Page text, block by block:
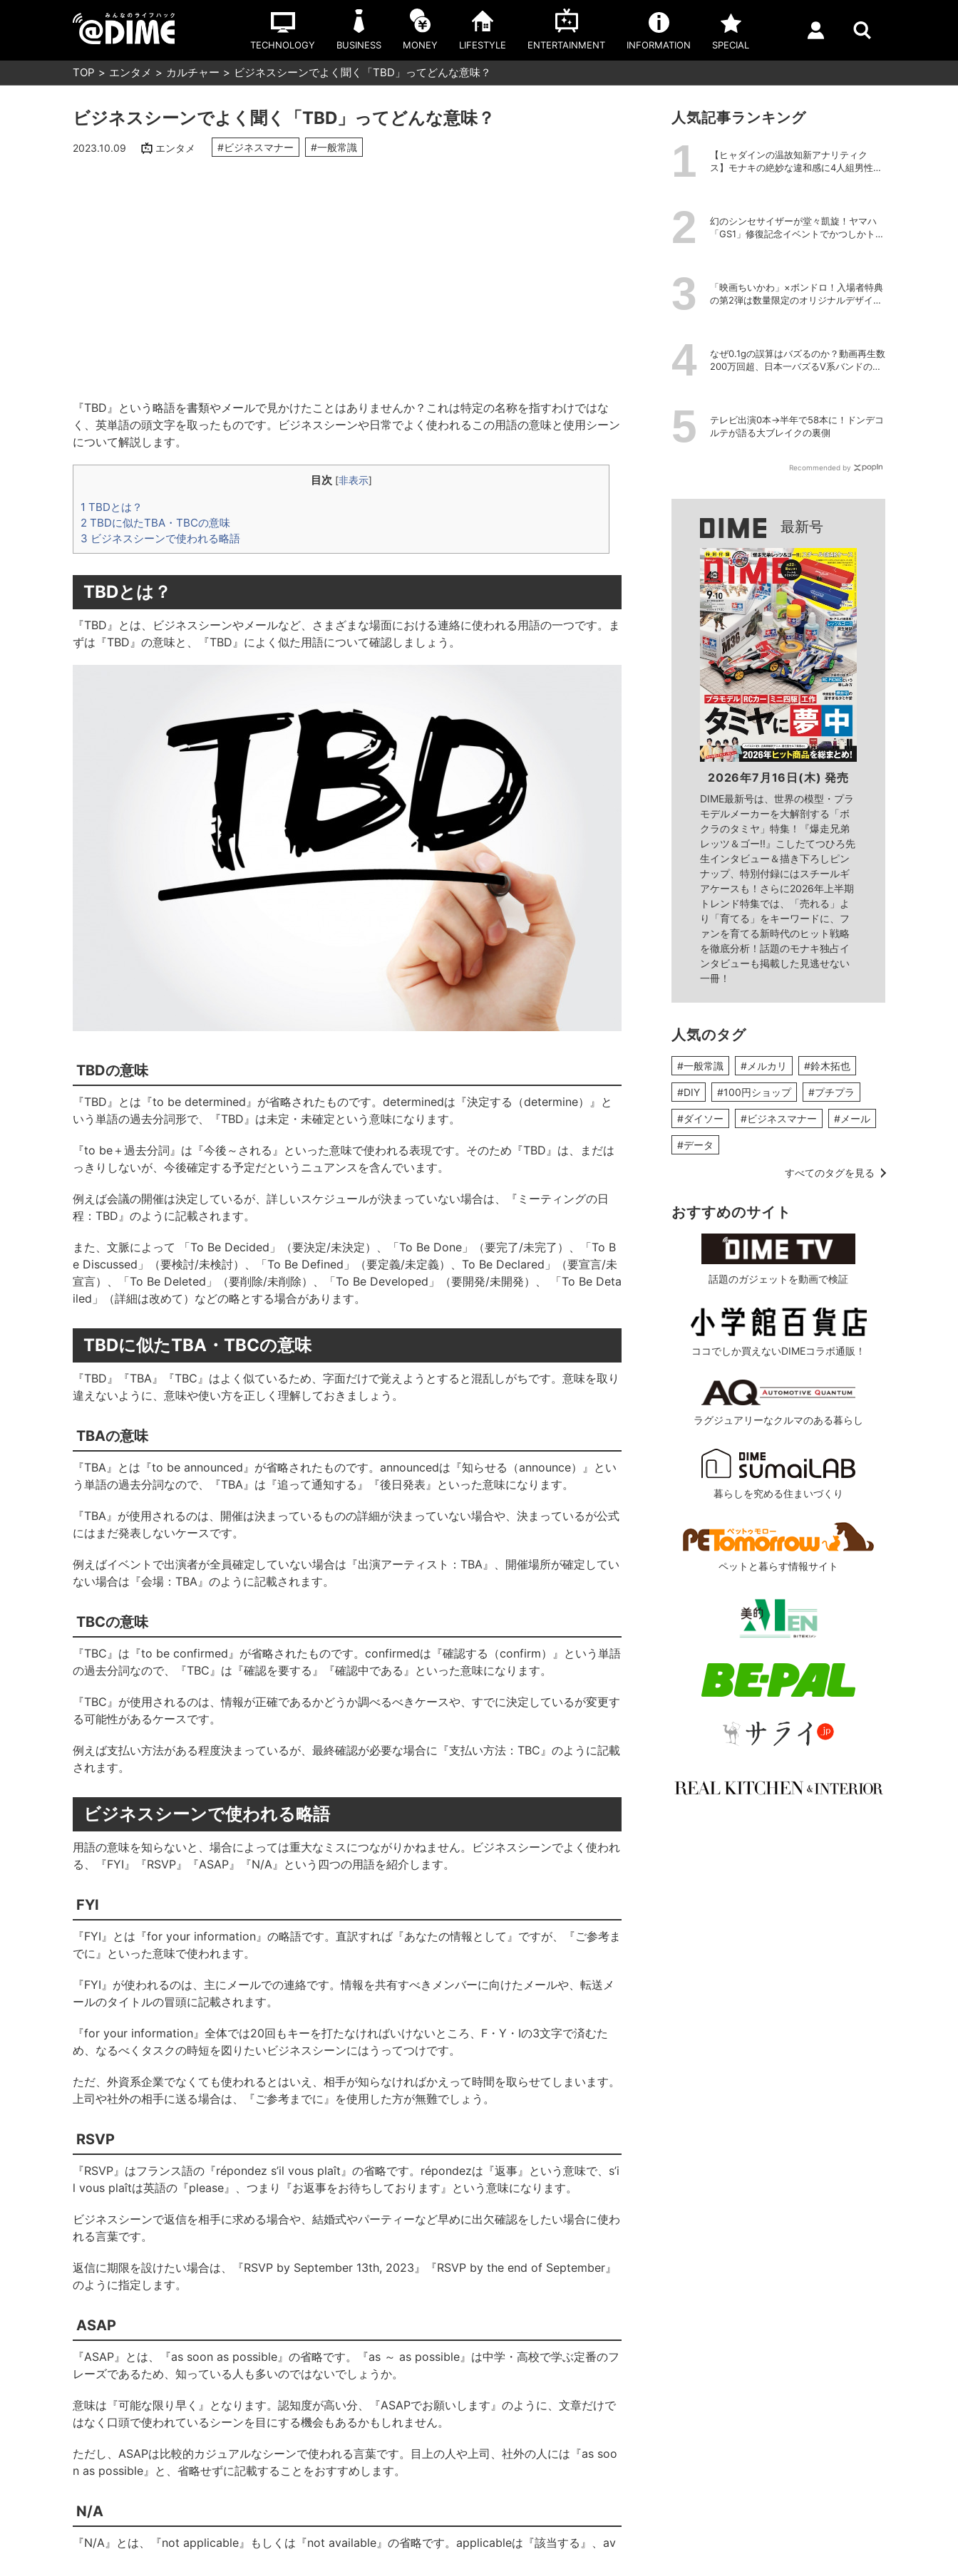
TECHNOLOGY BUSINESS MONEY LIFESTYLE ENTERTAINMENT INFORMATION SPECIAL
TOP エンタメ カルチャー ビジネスシーンでよく聞く「TBD」ってどんな意味？
ビジネスシーンでよく聞く「TBD」ってどんな意味？
2023.10.09 エンタメ #ビジネスマナー #一般常識
『TBD』という略語を書類やメールで見かけたことはありませんか？これは特定の名称を指すわけではな
く、英単語の頭文字を取ったものです。ビジネスシーンや日常でよく使われるこの用語の意味と使用シーン
について解説します。
目次 [非表示]
1 TBDとは？
2 TBDに似たTBA・TBCの意味
3 ビジネスシーンで使われる略語
TBDとは？
『TBD』とは、ビジネスシーンやメールなど、さまざまな場面における連絡に使われる用語の一つです。ま
ずは『TBD』の意味と、『TBD』によく似た用語について確認しましょう。
TBDの意味
『TBD』とは『to be determined』が省略されたものです。determinedは『決定する（determine）』と
いう単語の過去分詞形で、『TBD』は未定・未確定という意味になります。
『to be＋過去分詞』は『今後～される』といった意味で使われる表現です。そのため『TBD』は、
まだは
っきりしないが、今後確定する予定だというニュアンスを含んでいます。
例えば会議の開催は決定しているが、詳しいスケジュールが決まっていない場合は、『 ミーティングの日
程：TBD』のように記載されます。
また、文脈によって 「To Be Decided」（要決定/未決定）、「To Be Done」（要完了/未完了）、「To B
e Discussed」（要検討/未検討）、「To Be Defined」（要定義/未定義）、To Be Declared」（要宣言/未
宣言）、「To Be Deleted」（要削除/未削除）、「To Be Developed」（要開発/未開発）、 「To Be Deta
iled」（詳細は改めて）などの略とする場合があります。
TBDに似たTBA・TBCの意味
『TBD』『TBA』『TBC』はよく似ているため、字面だけで覚えようとすると混乱しがちです。意味を取り
違えないように、意味や使い方を正しく理解しておきましょう。
TBAの意味
『TBA』とは『to be announced』が省略されたものです。announcedは『知らせる（announce）』とい
う単語の過去分詞なので、『TBA』は『追って通知する』『後日発表』といった意味になります。
『TBA』が使用されるのは、開催は決まっているものの詳細が決まっていない場合や、決まっているが公式
にはまだ発表しないケースです。
例えばイベントで出演者が全員確定していない場合は『出演アーティスト ：TBA』、開催場所が確定してい
ない場合は『会場：TBA』のように記載されます。
TBCの意味
『TBC』は『to be confirmed』が省略されたものです。confirmedは『確認する（confirm）』という単語
の過去分詞なので、『TBC』は『確認を要する』『確認中である』といった意味になります。
『TBC』が使用されるのは、情報が正確であるかどうか調べるべきケースや、すでに決定しているが変更す
る可能性があるケースです。
例えば支払い方法がある程度決まっているが、最終確認が必要な場合に『支払い方法：TBC』のように記載
されます。
ビジネスシーンで使われる略語
用語の意味を知らないと、場合によっては重大なミスにつながりかねません。ビジネスシーンでよく使われ
る、『FYI』『RSVP』『ASAP』『N/A』という四つの用語を紹介します。
FYI
『FYI』とは『for your information』の略語です。直訳すれば『あなたの情報として』ですが、『ご参考ま
でに』といった意味で使われます。
『FYI』が使われるのは、主にメールでの連絡です。情報を共有すべきメンバーに向けたメールや、転送メ
ールのタイトルの冒頭に記載されます。
『for your information』全体では20回もキーを打たなければいけないところ、F・Y・Iの3文字で済むた
め、なるべくタスクの時短を図りたいビジネスシーンにはうってつけです。
ただ、外資系企業でなくても使われるとはいえ、相手が知らなければかえって時間を取らせてしまいます。
上司や社外の相手に送る場合は、『ご参考までに』を使用した方が無難でしょう。
RSVP
『RSVP』はフランス語の『répondez s’il vous plaît』の省略です。répondezは『返事』という意味で、s’i
l vous plaîtは英語の『please』、つまり『お返事をお待ちしております』という意味になります。
ビジネスシーンで返信を相手に求める場合や、結婚式やパーティーなど早めに出欠確認をしたい場合に使わ
れる言葉です。
返信に期限を設けたい場合は、『RSVP by September 13th, 2023』『RSVP by the end of September』
のように指定します。
ASAP
『ASAP』とは、『as soon as possible』の省略です。『as ～ as possible』は中学・高校で学ぶ定番のフ
レーズであるため、知っている人も多いのではないでしょうか。
意味は『可能な限り早く』となります。認知度が高い分、『ASAPでお願いします』のように、文章だけで
はなく口頭で使われているシーンを目にする機会もあるかもしれません。
ただし、ASAPは比較的カジュアルなシーンで使われる言葉です。目上の人や上司、社外の人には『as soo
n as possible』と、省略せずに記載することをおすすめします。
N/A
『N/A』とは、『not applicable』もしくは『not available』の省略です。applicableは『該当する』、av
人気記事ランキング
【ヒャダインの温故知新アナリティク
ス】モナキの絶妙な違和感に4人組男性グ
幻のシンセサイザーが堂々凱旋！ヤマハ
「GS1」修復記念イベントでかつしかトリ
「映画ちいかわ」×ボンドロ！入場者特典
の第2弾は数量限定のオリジナルデザイン
なぜ0.1gの誤算はバズるのか？動画再生数
200万回超、日本一バズるV系バンドの打
テレビ出演0本→半年で58本に！ドンデコ
ルテが語る大ブレイクの裏側
Recommended by
最新号
2026年7月16日(木) 発売
DIME最新号は、世界の模型・プラ
モデルメーカーを大解剖する「ボ
クラのタミヤ」特集！『爆走兄弟
レッツ＆ゴー!!』こしたてつひろ先
生インタビュー＆描き下ろしピン
ナップ、特別付録にはスチールギ
アケースも！さらに2026年上半期
トレンド特集では、「売れる」よ
り「育てる」をキーワードに、フ
ァンを育てる新時代のヒット戦略
を徹底分析！話題のモナキ独占イ
ンタビューも掲載した見逃せない
一冊！
人気のタグ
#一般常識 #メルカリ #鈴木拓也
#DIY #100円ショップ #プチプラ
#ダイソー #ビジネスマナー #メール
#データ
すべてのタグを見る
おすすめのサイト
話題のガジェットを動画で検証
ココでしか買えないDIMEコラボ通販！
ラグジュアリーなクルマのある暮らし
暮らしを究める住まいづくり
ペットと暮らす情報サイト